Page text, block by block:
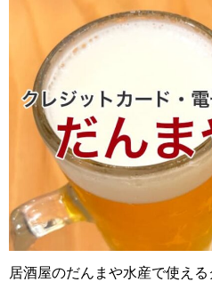
居酒屋のだんまや水産で使え